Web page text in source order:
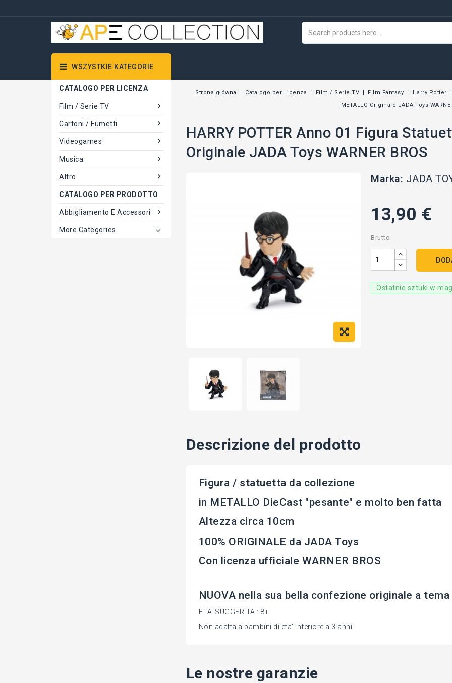
WSZYSTKIE KATEGORIE
CATALOGO PER LICENZA
Film / Serie TV
Cartoni / Fumetti
Videogames
Musica
Altro
CATALOGO PER PRODOTTO
Abbigliamento E Accessori
More Categories
Strona główna Catalogo per Licenza Film / Serie TV Film Fantasy Harry Potter
METALLO Originale JADA Toys
HARRY POTTER Anno 01 Figura
Originale JADA Toys WARNER BROS
Marka: JADA
13,90 €
Brutto
Ostatnie sztuki w
Descrizione del prodotto
Figura / statuetta da collezione
in METALLO DieCast "pesante" e molto ben fatta
Altezza circa 10cm
100% ORIGINALE da JADA Toys
Con licenza ufficiale WARNER BROS
NUOVA nella sua bella confezione originale a tema
ETA' SUGGERITA : 8+
Non adatta a bambini di eta' inferiore a 3 anni
Le nostre garanzie